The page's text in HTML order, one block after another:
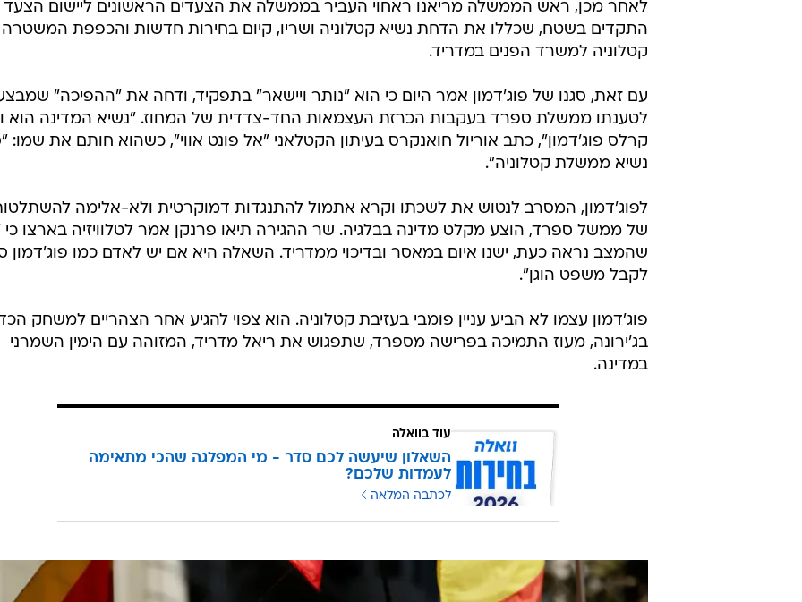
לאחר מכן, ראש הממשלה מריאנו ראחוי העביר בממשלה את הצעדים הראשונים ליישום
התקדים בשטח, שכללו את הדחת נשיא קטלוניה ושריו, קיום בחירות חדשות והכפפת
קטלוניה למשרד הפנים במדריד.
עם זאת, סגנו של פוג'דמון אמר היום כי הוא "נותר ויישאר" בתפקיד, ודחה את "ההפיכה"
לטענתו ממשלת ספרד בעקבות הכרזת העצמאות החד-צדדית של המחוז. "נשיא המדינה הוא
קרלס פוג'דמון", כתב אוריול חואנקרס בעיתון הקטלאני "אל פונט אווי", כשהוא חותם את שמו:
נשיא ממשלת קטלוניה".
לפוג'דמון, המסרב לנטוש את לשכתו וקרא אתמול להתנגדות דמוקרטית ולא-אלימה
של ממשל ספרד, הוצע מקלט מדינה בבלגיה. שר ההגירה תיאו פרנקן אמר לטלוויזיה בארצו כי
שהמצב נראה כעת, ישנו איום במאסר ובדיכוי ממדריד. השאלה היא אם יש לאדם כמו פוג'דמון
לקבל משפט הוגן".
פוג'דמון עצמו לא הביע עניין פומבי בעזיבת קטלוניה. הוא צפוי להגיע אחר הצהריים למשחק
בג'ירונה, מעוז התמיכה בפרישה מספרד, שתפגוש את ריאל מדריד, המזוהה עם הימין השמרני
במדינה.
עוד בוואלה
השאלון שיעשה לכם סדר - מי המפלגה שהכי מתאימה
לעמדות שלכם?
לכתבה המלאה